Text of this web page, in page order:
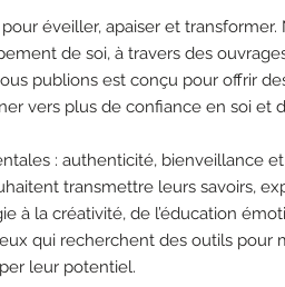
éveiller, apaiser et transformer.
de soi, à travers des
publions est conçu pour offrir
vers plus de confiance en soi et
: authenticité, bienveillance
transmettre leurs savoirs,
à la créativité, de l’éducation
qui recherchent des outils pour
leur potentiel.